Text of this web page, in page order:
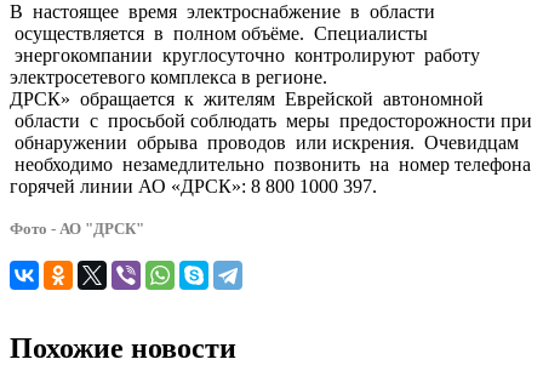
В настоящее время электроснабжение в области
осуществляется в полном объёме. Специалисты
энергокомпании круглосуточно контролируют работу
электросетевого комплекса в регионе.
ДРСК» обращается к жителям Еврейской автономной
области с просьбой соблюдать меры предосторожности при
обнаружении обрыва проводов или искрения. Очевидцам
необходимо незамедлительно позвонить на номер телефона
горячей линии АО «ДРСК»: 8 800 1000 397.
Фото - АО "ДРСК"
Похожие новости